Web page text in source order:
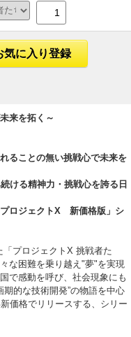
気に入り登録
来を拓く～
ることの無い挑戦心で未来を
ける精神力・挑戦心を誇る日
ロジェクトX 新価格版」シ
「プロジェクトX 挑戦者た
な困難を乗り越え"夢"を実現
で感動を呼び、社会現象にも
的な技術開発”の物語を中心
価格でリリースする、シリー